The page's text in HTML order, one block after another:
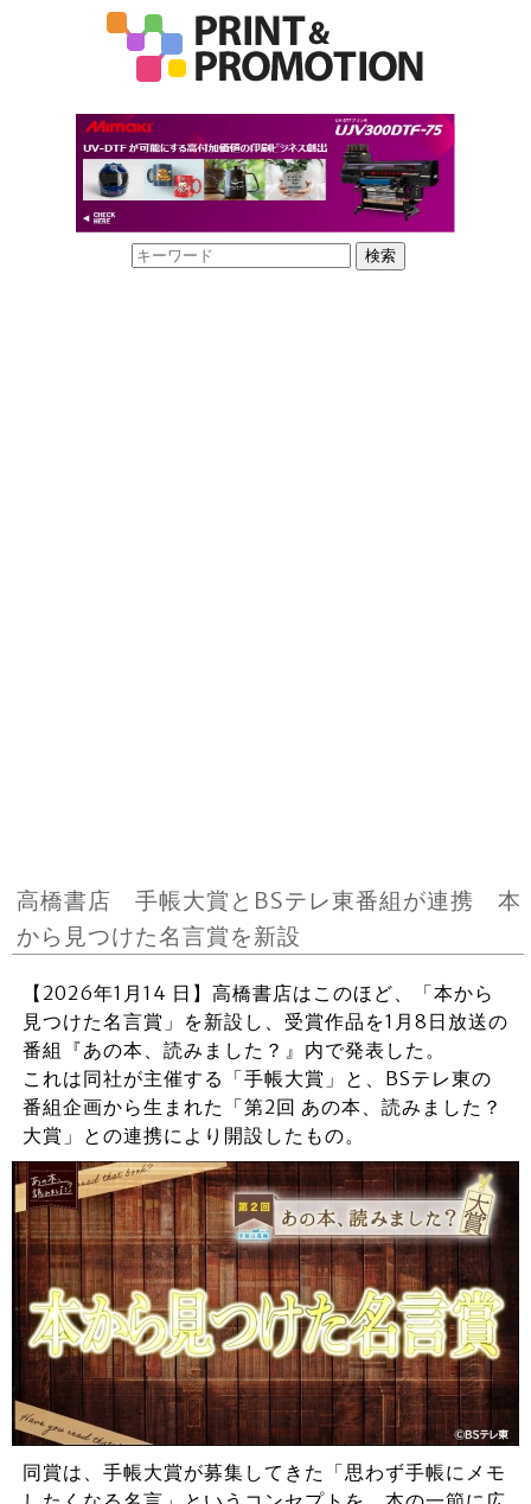
高橋書店 手帳大賞とBSテレ東番組が連携 本
から見つけた名言賞を新設
【2026年1月14 日】高橋書店はこのほど、「本から
見つけた名言賞」を新設し、受賞作品を1月8日放送の
番組『あの本、読みました？』内で発表した。
これは同社が主催する「手帳大賞」と、BSテレ東の
番組企画から生まれた「第2回 あの本、読みました？
大賞」との連携により開設したもの。
同賞は、手帳大賞が募集してきた「思わず手帳にメモ